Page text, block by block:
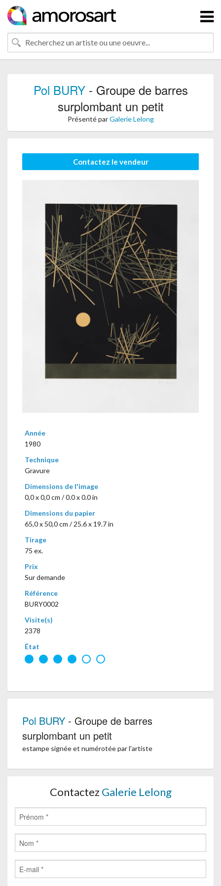
Pol BURY- Groupe de barres
surplombant un petit
Présenté parGalerie Lelong
Contactez le vendeur
Année
1980
Technique
Gravure
Dimensions de l'image
0,0 x 0,0 cm / 0.0 x 0.0 in
Dimensions du papier
65,0 x 50,0 cm / 25.6 x 19.7 in
Tirage
75 ex.
Prix
Sur demande
Référence
BURY0002
Visite(s)
2378
État
Pol BURY - Groupe de barres
surplombant un petit
estampe signée et numérotée par l'artiste
Contactez Galerie Lelong